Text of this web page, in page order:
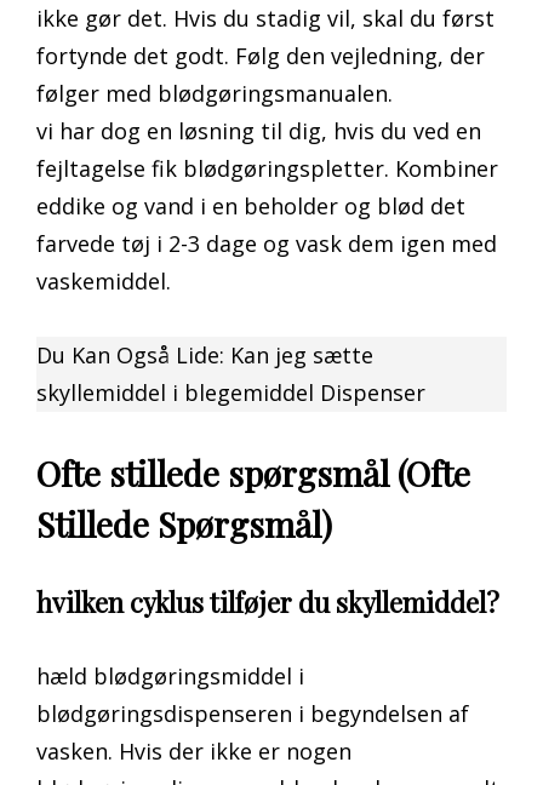
ikke gør det. Hvis du stadig vil, skal du først
fortynde det godt. Følg den vejledning, der
følger med blødgøringsmanualen.
vi har dog en løsning til dig, hvis du ved en
fejltagelse fik blødgøringspletter. Kombiner
eddike og vand i en beholder og blød det
farvede tøj i 2-3 dage og vask dem igen med
vaskemiddel.
Du Kan Også Lide: Kan jeg sætte
skyllemiddel i blegemiddel Dispenser
Ofte stillede spørgsmål (Ofte
Stillede Spørgsmål)
hvilken cyklus tilføjer du skyllemiddel?
hæld blødgøringsmiddel i
blødgøringsdispenseren i begyndelsen af
vasken. Hvis der ikke er nogen